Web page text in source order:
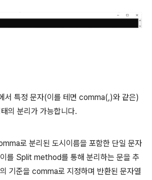
서 특정 문자(이를 테면 comma(,)와 같은)
의 분리가 가능합니다.
로 분리된 도시이름을 포함한 단일 문자
를 Split method를 통해 분리하는 문을 추
기준을 comma로 지정하며 반환된 문자열